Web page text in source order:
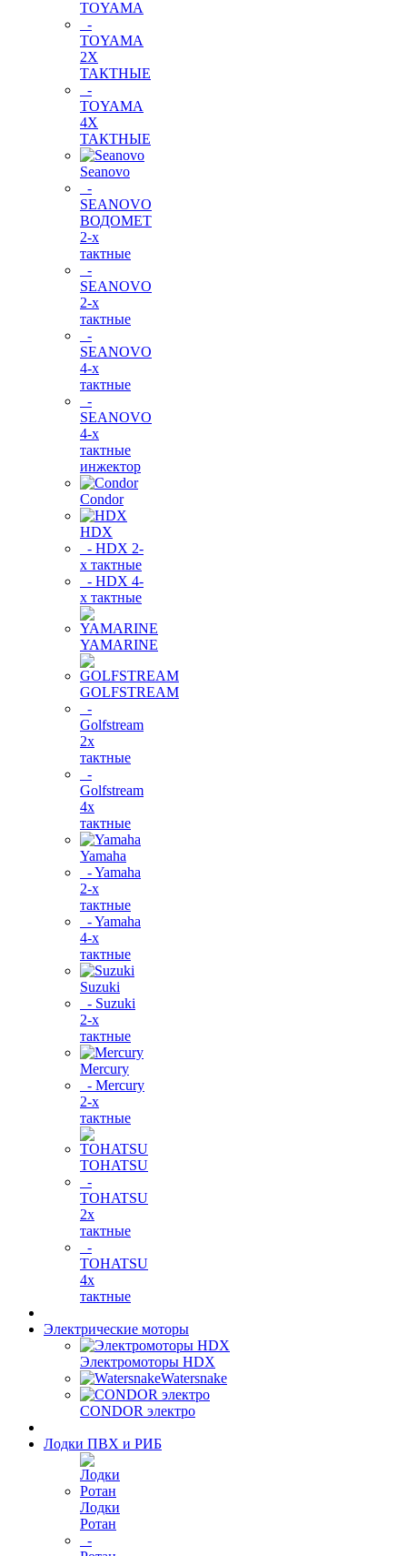
TOYAMA
-
TOYAMA
2Х
ТАКТНЫЕ
-
TOYAMA
4Х
ТАКТНЫЕ
Seanovo
-
SEANOVO
ВОДОМЕТ
2-х
тактные
-
SEANOVO
2-х
тактные
-
SEANOVO
4-х
тактные
-
SEANOVO
4-х
тактные
инжектор
Condor
HDX
- HDX 2-
х тактные
- HDX 4-
х тактные
YAMARINE
GOLFSTREAM
-
Golfstream
2х
тактные
-
Golfstream
4х
тактные
Yamaha
- Yamaha
2-х
тактные
- Yamaha
4-х
тактные
Suzuki
- Suzuki
2-х
тактные
Mercury
- Mercury
2-х
тактные
TOHATSU
-
TOHATSU
2х
тактные
-
TOHATSU
4х
тактные
Электрические моторы
Электромоторы HDX
Watersnake
CONDOR электро
Лодки ПВХ и РИБ
Лодки
Ротан
-